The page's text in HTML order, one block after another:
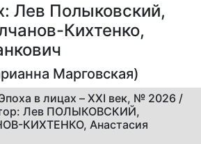
Лев Полыковский,
Кихтенко,
Марговская)
в лицах – XXI век, № 2026 /
Лев ПОЛЫКОВСКИЙ,
КИХТЕНКО, Анастасия